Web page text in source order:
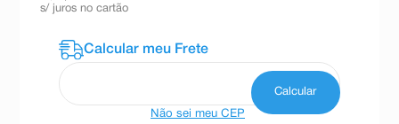
s/ juros no cartão
Não sei meu CEP